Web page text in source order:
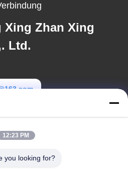
Xing Zhan Xing
Ltd.
12:23 PM
you looking for?